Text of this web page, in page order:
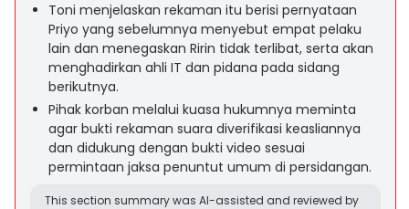
Toni menjelaskan rekaman itu berisi pernyataan
Priyo yang sebelumnya menyebut empat pelaku
lain dan menegaskan Ririn tidak terlibat, serta akan
menghadirkan ahli IT dan pidana pada sidang
berikutnya.
Pihak korban melalui kuasa hukumnya meminta
agar bukti rekaman suara diverifikasi keasliannya
dan didukung dengan bukti video sesuai
permintaan jaksa penuntut umum di persidangan.
This section summary was AI-assisted and reviewed by